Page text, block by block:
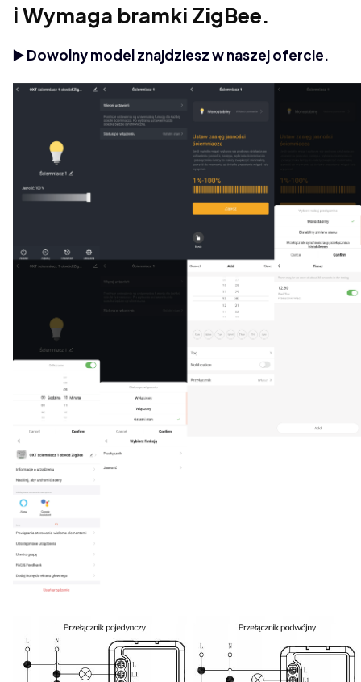
ℹ️ Wymaga bramki ZigBee.
▶️ Dowolny model znajdziesz w naszej ofercie.